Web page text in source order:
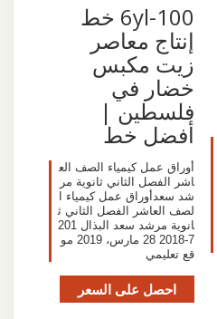
6yl-100 خط
إنتاج معاصر
زيت مكبس
خضار في
فلسطين |
أفضل خط
أوراق عمل كيمياء الصف الع
اشر الفصل الثاني ثانوية مر
شد سعدأوراق عمل كيمياء ا
لصف العاشر الفصل الثاني ث
انوية مرشد سعد البذال 201
7-2018 28 مارس، 2019 مو
قع تعليمي
احصل على السعر